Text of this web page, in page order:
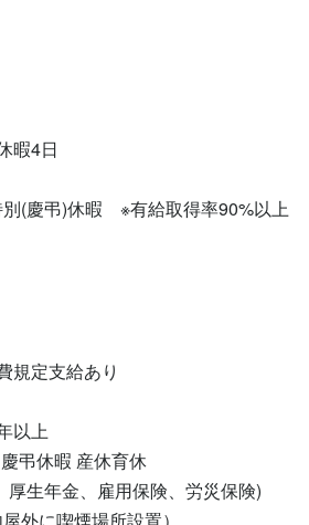
暇4日
(慶弔)休暇　※有給取得率90%以上
規定支給あり
以上
弔休暇 産休育休
厚生年金、雇用保険、労災保険)